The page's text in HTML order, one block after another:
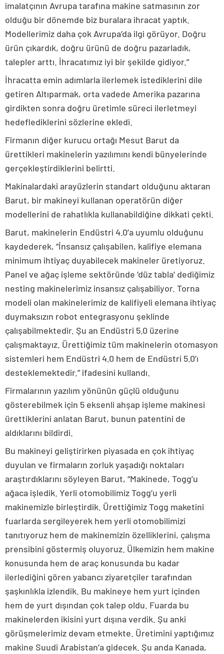
imalatçının Avrupa tarafına makine satmasının zor
olduğu bir dönemde biz buralara ihracat yaptık.
Modellerimiz daha çok Avrupa’da ilgi görüyor. Doğru
ürün çıkardık, doğru ürünü de doğru pazarladık,
talepler arttı. İhracatımız iyi bir şekilde gidiyor.”
İhracatta emin adımlarla ilerlemek istediklerini dile
getiren Altıparmak, orta vadede Amerika pazarına
girdikten sonra doğru üretimle süreci ilerletmeyi
hedeflediklerini sözlerine ekledi.
Firmanın diğer kurucu ortağı Mesut Barut da
ürettikleri makinelerin yazılımını kendi bünyelerinde
gerçekleştirdiklerini belirtti.
Makinalardaki arayüzlerin standart olduğunu aktaran
Barut, bir makineyi kullanan operatörün diğer
modellerini de rahatlıkla kullanabildiğine dikkati çekti.
Barut, makinelerin Endüstri 4.0’a uyumlu olduğunu
kaydederek, “İnsansız çalışabilen, kalifiye elemana
minimum ihtiyaç duyabilecek makineler üretiyoruz.
Panel ve ağaç işleme sektöründe ‘düz tabla’ dediğimiz
nesting makinelerimiz insansız çalışabiliyor. Torna
modeli olan makinelerimiz de kalifiyeli elemana ihtiyaç
duymaksızın robot entegrasyonu şeklinde
çalışabilmektedir. Şu an Endüstri 5.0 üzerine
çalışmaktayız. Ürettiğimiz tüm makinelerin otomasyon
sistemleri hem Endüstri 4.0 hem de Endüstri 5.0’ı
desteklemektedir.” ifadesini kullandı.
Firmalarının yazılım yönünün güçlü olduğunu
gösterebilmek için 5 eksenli ahşap işleme makinesi
ürettiklerini anlatan Barut, bunun patentini de
aldıklarını bildirdi.
Bu makineyi geliştirirken piyasada en çok ihtiyaç
duyulan ve firmaların zorluk yaşadığı noktaları
araştırdıklarını söyleyen Barut, “Makinede, Togg’u
ağaca işledik. Yerli otomobilimiz Togg’u yerli
makinemizle birleştirdik. Ürettiğimiz Togg maketini
fuarlarda sergileyerek hem yerli otomobilimizi
tanıtıyoruz hem de makinemizin özelliklerini, çalışma
prensibini göstermiş oluyoruz. Ülkemizin hem makine
konusunda hem de araç konusunda bu kadar
ilerlediğini gören yabancı ziyaretçiler tarafından
şaşkınlıkla izlendik. Bu makineye hem yurt içinden
hem de yurt dışından çok talep oldu. Fuarda bu
makinelerden ikisini yurt dışına verdik. Şu anki
görüşmelerimiz devam etmekte. Üretimini yaptığımız
makine Suudi Arabistan’a gidecek. Şu anda Kanada,